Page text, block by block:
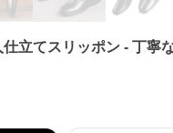
仕立てスリッポン - 丁寧